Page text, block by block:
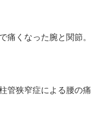
痛くなった腕と関節。
管狭窄症による腰の痛